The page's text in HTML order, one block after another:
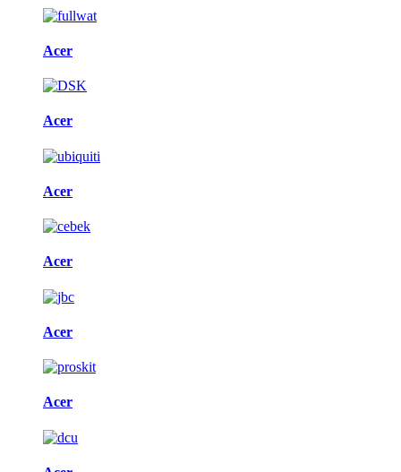
Acer
Acer
Acer
Acer
Acer
Acer